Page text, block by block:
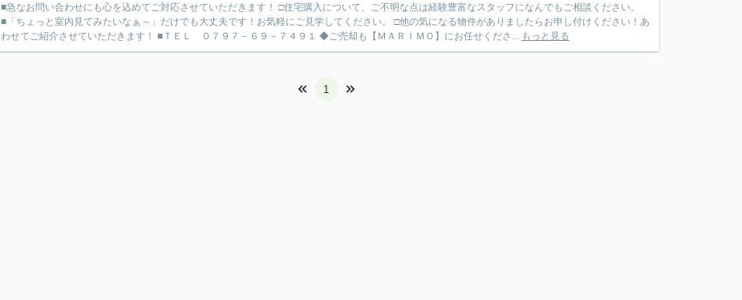
■急なお問い合わせにも心を込めてご対応させていただきます！ □住宅購入について、ご不明な点は経験豊富なスタッフになんでもご相談ください。
■「ちょっと室内見てみたいなぁ～」だけでも大丈夫です！お気軽にご見学してください。 □他の気になる物件がありましたらお申し付けください！あ
わせてご紹介させていただきます！ ■ＴＥＬ ０７９７－６９－７４９１ ◆ご売却も【ＭＡＲＩＭＯ】にお任せくださ... もっと見る
1